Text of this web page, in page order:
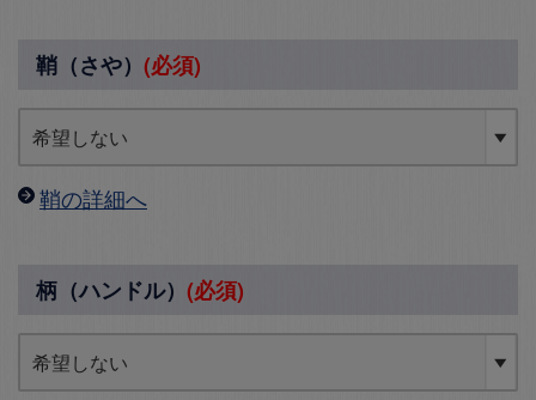
鞘（さや） (必須)
鞘の詳細へ
柄（ハンドル） (必須)